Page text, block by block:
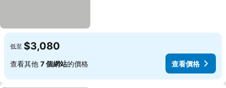
低至 $3,080
查看其他 7 個網站的價格 查看價格